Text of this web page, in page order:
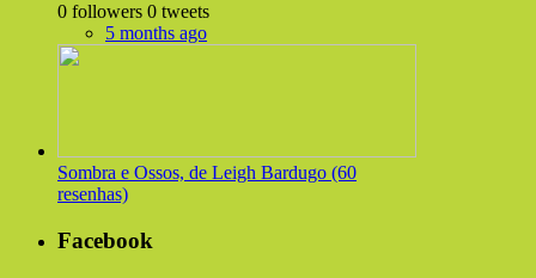
0 followers 0 tweets
5 months ago
Sombra e Ossos, de Leigh Bardugo (60
resenhas)
Facebook